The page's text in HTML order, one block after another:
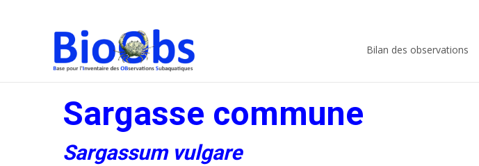
Bilan des observations
Sargasse commune
Sargassum vulgare